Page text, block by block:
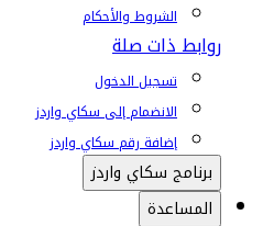
الشروط والأحكام
روابط ذات صلة
تسجيل الدخول
الانضمام إلى سكاي واردز
إضافة رقم سكاي واردز
برنامج سكاي واردز
المساعدة